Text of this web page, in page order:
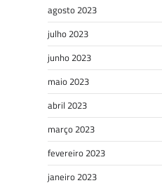
agosto 2023
julho 2023
junho 2023
maio 2023
abril 2023
março 2023
fevereiro 2023
janeiro 2023